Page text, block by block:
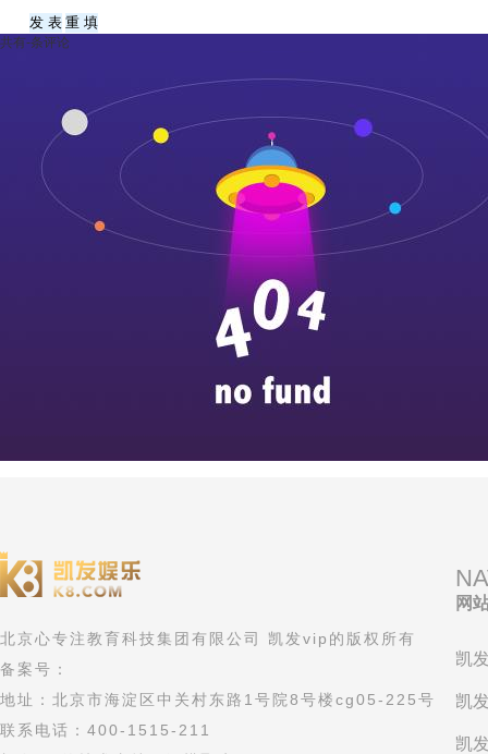
共有-条评论
北京心专注教育科技集团有限公司 凯发vip的版权所有
备案号：
地址：北京市海淀区中关村东路1号院8号楼cg05-225号
联系电话：400-1515-211
网
凯
凯
凯